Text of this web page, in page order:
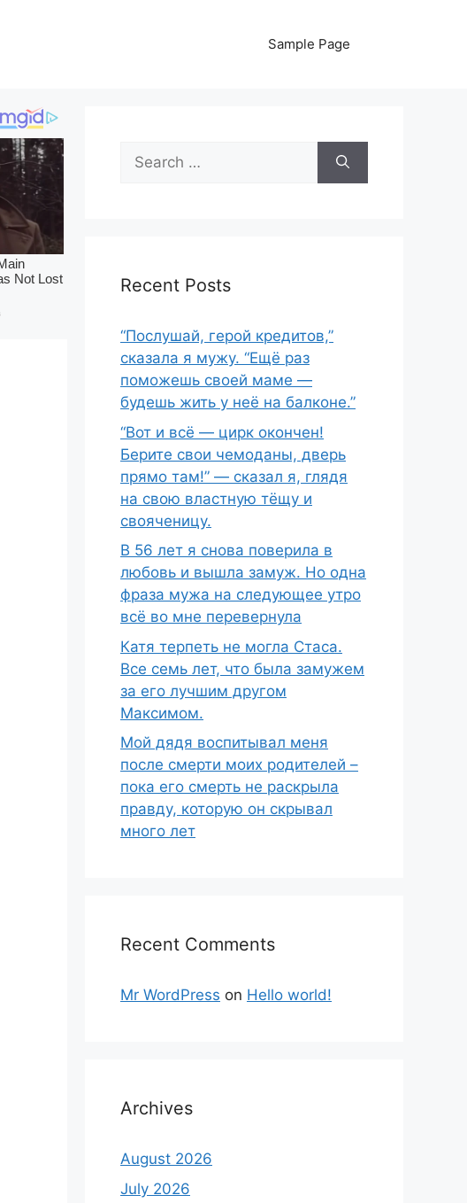
Sample Page
Search
for:
Recent Posts
“Послушай, герой кредитов,”
сказала я мужу. “Ещё раз
поможешь своей маме —
будешь жить у неё на балконе.”
“Вот и всё — цирк окончен!
Берите свои чемоданы, дверь
прямо там!” — сказал я, глядя
на свою властную тёщу и
свояченицу.
В 56 лет я снова поверила в
любовь и вышла замуж. Но одна
фраза мужа на следующее утро
всё во мне перевернула
Катя терпеть не могла Стаса.
Все семь лет, что была замужем
за его лучшим другом
Максимом.
Мой дядя воспитывал меня
после смерти моих родителей –
пока его смерть не раскрыла
правду, которую он скрывал
много лет
Recent Comments
Mr WordPress on Hello world!
Archives
August 2026
July 2026